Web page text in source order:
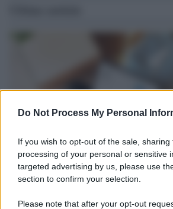
Do Not Process My Personal
If you wish to opt-out of the sale,
processing of your personal or sensitive
targeted advertising by us, please use
section to confirm your selection.
Please note that after your opt-out
Sale il numero degli acquisti
aumentano le vendite di articoli second